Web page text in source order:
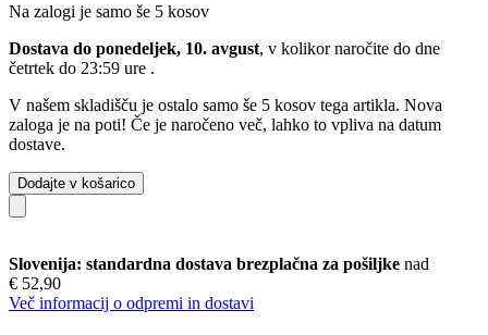
Na zalogi je samo še 5 kosov
Dostava do ponedeljek, 10. avgust, v kolikor naročite do dne
četrtek do 23:59 ure .
V našem skladišču je ostalo samo še 5 kosov tega artikla. Nova
zaloga je na poti! Če je naročeno več, lahko to vpliva na datum
dostave.
Dodajte v košarico
Slovenija: standardna dostava brezplačna za pošiljke nad
€ 52,90
Več informacij o odpremi in dostavi